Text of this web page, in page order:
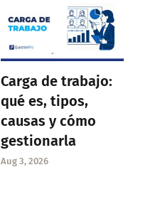
Carga de trabajo:
qué es, tipos,
causas y cómo
gestionarla
Aug 3, 2026